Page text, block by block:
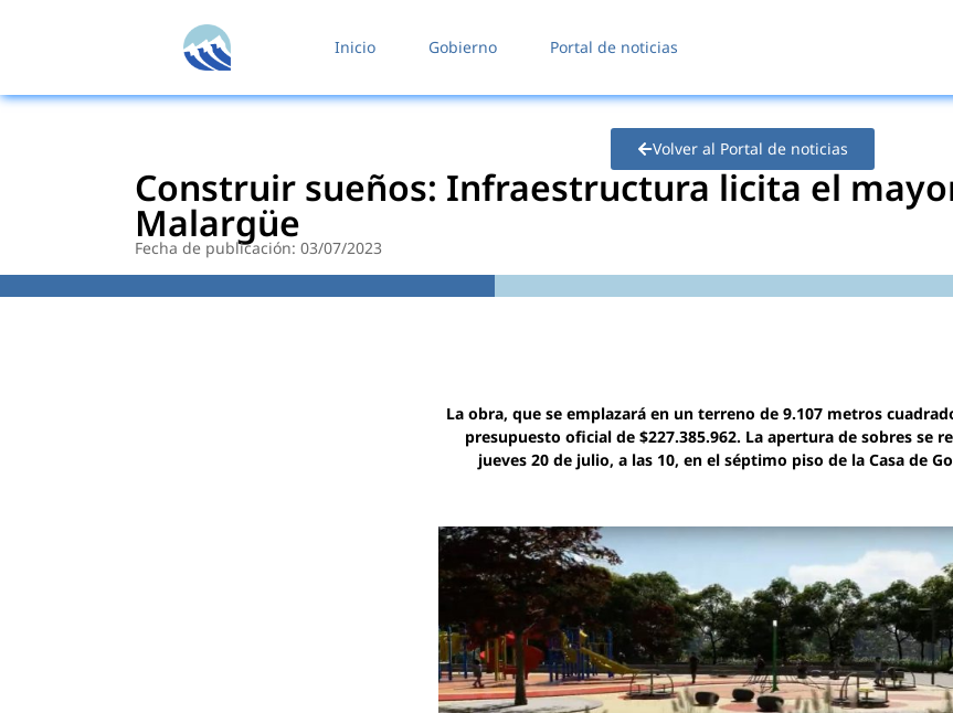
Inicio Gobierno Portal de noticias
Volver al Portal de noticias
Construir sueños: Infraestructura licita el
Malargüe
Fecha de publicación: 03/07/2023
La obra, que se emplazará en un terreno de 9.107 metros
presupuesto oficial de $227.385.962. La apertura de sobres se
jueves 20 de julio, a las 10, en el séptimo piso de la Casa de